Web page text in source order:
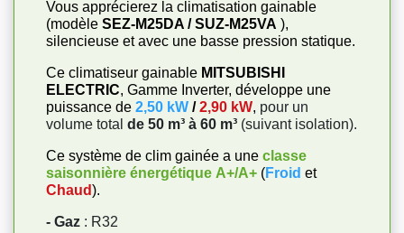
Vous apprécierez la climatisation gainable
(modèle SEZ-M25DA / SUZ-M25VA ),
silencieuse et avec une basse pression statique.
Ce climatiseur gainable MITSUBISHI
ELECTRIC, Gamme Inverter, développe une
puissance de 2,50 kW /2,90 kW, pour un
volume total de 50 m³ à 60 m³ (suivant isolation).
Ce système de clim gainée a une classe
saisonnière énergétique A+/A+ (Froid et
Chaud).
- Gaz : R32